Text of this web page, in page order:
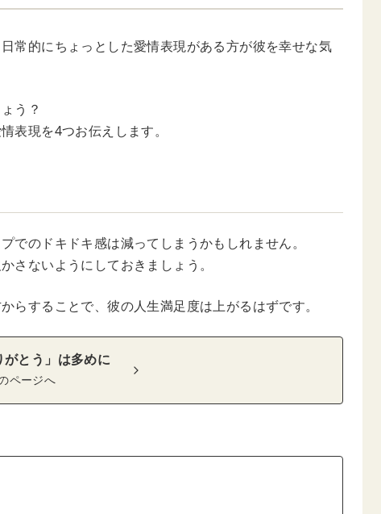
常的にちょっとした愛情表現がある方が彼を幸せな気
う？
表現を4つお伝えします。
でのドキドキ感は減ってしまうかもしれません。
さないようにしておきましょう。
らすることで、彼の人生満足度は上がるはずです。
がとう」は多めに
ページへ